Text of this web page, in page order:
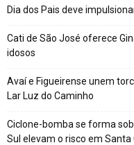
Dia dos Pais deve
Cati de São José oferece
idosos
Avaí e Figueirense unem
Lar Luz do Caminho
Ciclone-bomba se forma
Sul elevam o risco em Santa